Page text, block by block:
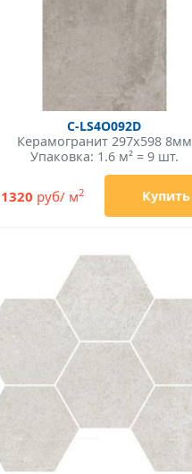
C-LS4O092D
Керамогранит 297x598 8мм
Упаковка: 1.6 м² = 9 шт.
1320 руб/ м2 Купить